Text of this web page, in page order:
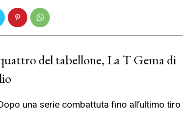
del tabellone, La T Gema di
una serie combattuta fino all’ultimo tiro